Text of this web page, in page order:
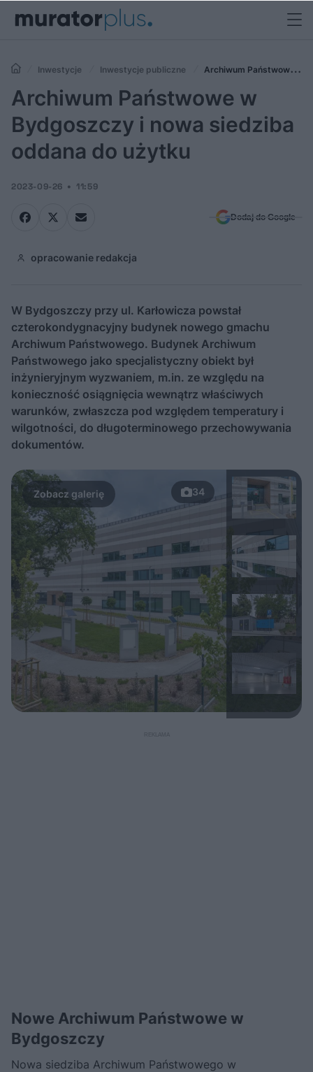
Inwestycje Inwestycje publiczne
Archiwum Państwowe w
Bydgoszczy i nowa siedziba oddana do użytku
Archiwum Państwowe w
Bydgoszczy i nowa siedziba
oddana do użytku
2023-09-26 11:59
Dodaj do Google
opracowanie redakcja
W Bydgoszczy przy ul. Karłowicza powstał
‎czterokondygnacyjny budynek nowego gmachu
Archiwum Państwowego. Budynek Archiwum
Państwowego jako specjalistyczny obiekt był
inżynieryjnym wyzwaniem, m.in. ze ‎względu na
konieczność osiągnięcia wewnątrz właściwych
warunków, zwłaszcza pod względem ‎temperatury i
wilgotności, do długoterminowego przechowywania
dokumentów.
34
Nowe Archiwum Państwowe w
Bydgoszczy
Nowa siedziba Archiwum Państwowego w